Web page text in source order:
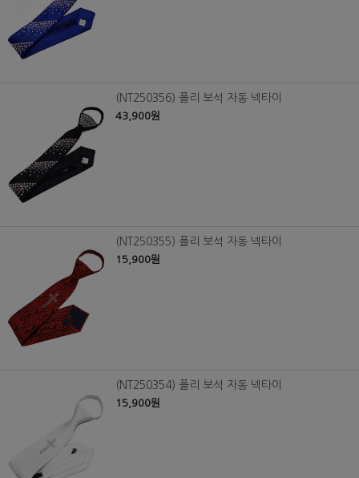
(NT250356) 폴리 보석 자동 넥타이
43,900원
(NT250355) 폴리 보석 자동 넥타이
15,900원
(NT250354) 폴리 보석 자동 넥타이
15,900원